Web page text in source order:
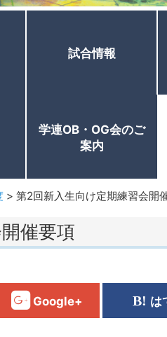
試合情報
学連OB・OG会のご
案内
> 第2回新入生向け定期練習会開
催要項
Google+ は